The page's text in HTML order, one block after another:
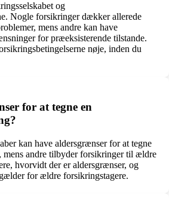
og
Nogle forsikringer dækker allerede
mens andre kan have
for præeksisterende tilstande.
nøje, inden du
for at tegne en
kan have aldersgrænser for at tegne
mens andre tilbyder forsikringer til ældre
hvorvidt der er aldersgrænser, og
for ældre forsikringstagere.